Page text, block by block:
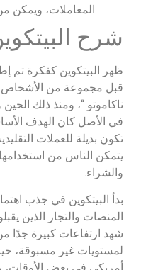
المعاملات، ويمكن
شرح
قبل مجموعة من
ناكاموتو “، ومنذ ذلك
في الأصل كان الهدف
تكون بديلة للعملات
يتمكن الناس من
والشراء.
بدأ البيتكوين في جذب
المنصات والتجار الذين
شهد ارتفاعات كبيرة جدًا